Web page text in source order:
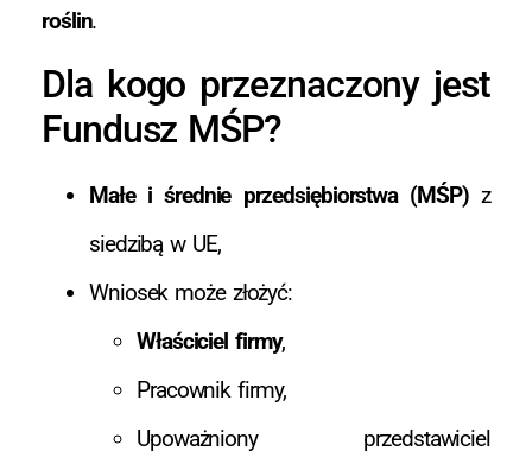
roślin.
Dla kogo przeznaczony jest
Fundusz MŚP?
Małe i średnie przedsiębiorstwa (MŚP)z
siedzibą w UE,
Wniosek może złożyć:
Właściciel firmy,
Pracownik firmy,
Upoważniony przedstawiciel